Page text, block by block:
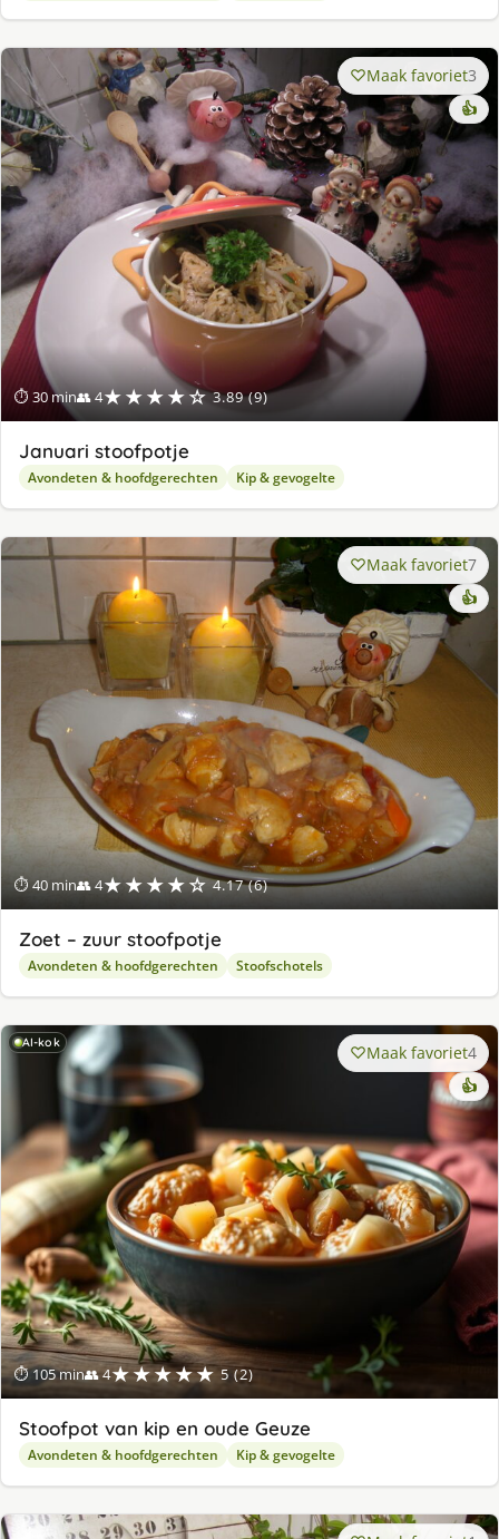
⏱ 30 min👥 4★★★★☆ 3.89 (9)
Maak favoriet3
👍
Januari stoofpotje
Avondeten & hoofdgerechten Kip & gevogelte
⏱ 40 min👥 4★★★★☆ 4.17 (6)
Maak favoriet7
👍
Zoet – zuur stoofpotje
Avondeten & hoofdgerechten Stoofschotels
AI-kok
⏱ 105 min👥 4★★★★★ 5 (2)
Maak favoriet4
👍
Stoofpot van kip en oude Geuze
Avondeten & hoofdgerechten Kip & gevogelte